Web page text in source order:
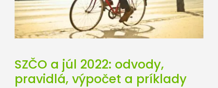
SZČO a júl 2022: odvody,
pravidlá, výpočet a príklady